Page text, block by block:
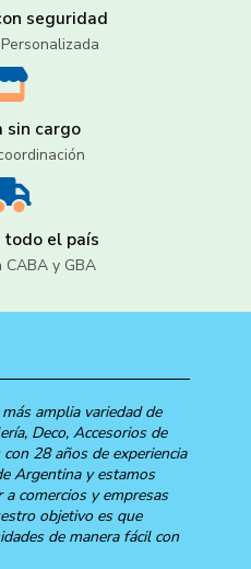
seguridad
sin cargo
todo el país
CABA y GBA
amplia variedad de
Deco, Accesorios de
28 años de experiencia
Argentina y estamos
comercios y empresas
objetivo es que
de manera fácil con